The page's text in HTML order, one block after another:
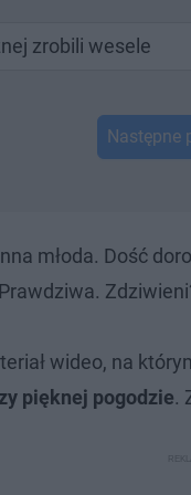
zrobili wesele
Następne
młoda. Dość
wideo, na
pięknej pogodzie.